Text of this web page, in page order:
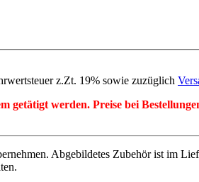
z.Zt. 19% sowie zuzüglich
getätigt werden. Preise bei
Abgebildetes Zubehör ist im